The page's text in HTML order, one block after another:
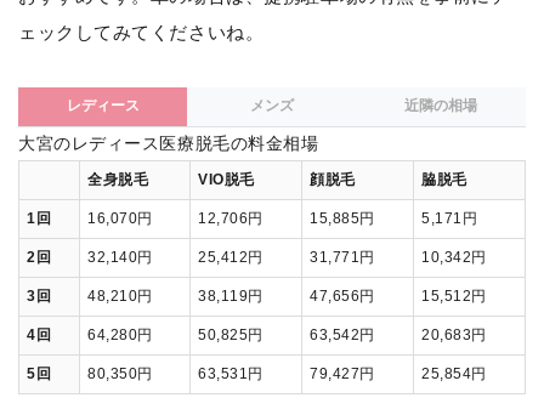
ェックしてみてくださいね。
レディース メンズ 近隣の相場
大宮のレディース医療脱毛の料金相場
全身脱毛 VIO脱毛 顔脱毛 脇脱毛
1回 16,070円 12,706円 15,885円 5,171円
2回 32,140円 25,412円 31,771円 10,342円
3回 48,210円 38,119円 47,656円 15,512円
4回 64,280円 50,825円 63,542円 20,683円
5回 80,350円 63,531円 79,427円 25,854円